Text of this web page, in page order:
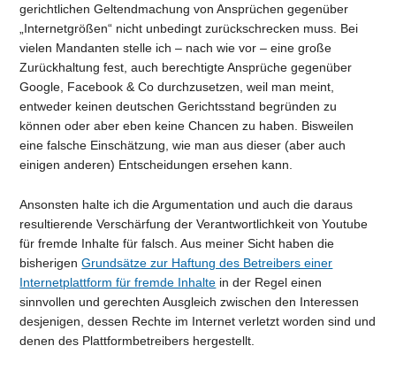
gerichtlichen Geltendmachung von Ansprüchen gegenüber
„Internetgrößen“ nicht unbedingt zurückschrecken muss. Bei
vielen Mandanten stelle ich – nach wie vor – eine große
Zurückhaltung fest, auch berechtigte Ansprüche gegenüber
Google, Facebook & Co durchzusetzen, weil man meint,
entweder keinen deutschen Gerichtsstand begründen zu
können oder aber eben keine Chancen zu haben. Bisweilen
eine falsche Einschätzung, wie man aus dieser (aber auch
einigen anderen) Entscheidungen ersehen kann.
Ansonsten halte ich die Argumentation und auch die daraus
resultierende Verschärfung der Verantwortlichkeit von Youtube
für fremde Inhalte für falsch. Aus meiner Sicht haben die
bisherigenGrundsätze zur Haftung des Betreibers einer
Internetplattform für fremde Inhalte in der Regel einen
sinnvollen und gerechten Ausgleich zwischen den Interessen
desjenigen, dessen Rechte im Internet verletzt worden sind und
denen des Plattformbetreibers hergestellt.